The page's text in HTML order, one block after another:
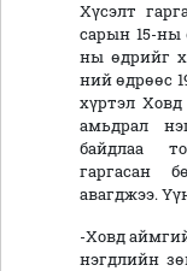
Хүсэлт
сарын 15-ны
ны өдрийг
ний өдрөөс
хүртэл
амьдрал
байдлаа
гаргасан
авагджээ.
-Ховд
нэгдлийн